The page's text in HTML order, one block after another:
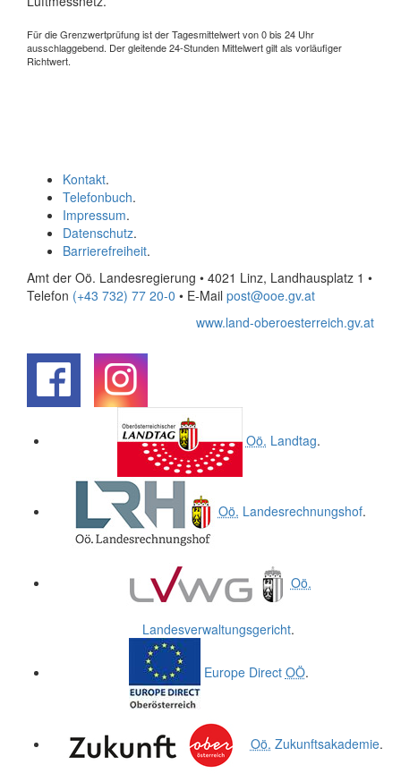
Für die Grenzwertprüfung ist der Tagesmittelwert von 0 bis 24 Uhr
ausschlaggebend. Der gleitende 24-Stunden Mittelwert gilt als vorläufiger
Richtwert.
Kontakt.
Telefonbuch.
Impressum.
Datenschutz.
Barrierefreiheit.
Amt der Oö. Landesregierung • 4021 Linz, Landhausplatz 1 •
Telefon (+43 732) 77 20-0 • E-Mail post@ooe.gv.at
www.land-oberoesterreich.gv.at
Oö. Landtag.
Oö. Landesrechnungshof.
Oö.
Landesverwaltungsgericht.
Europe Direct OÖ.
Oö. Zukunftsakademie.